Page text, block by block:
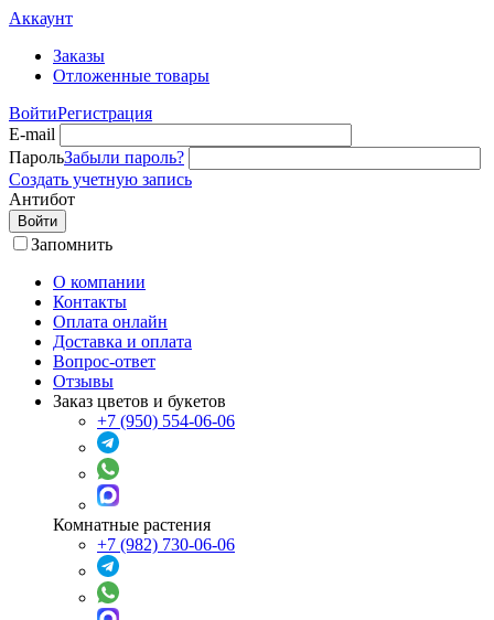
Аккаунт
Заказы
Отложенные товары
ВойтиРегистрация
E-mail
ПарольЗабыли пароль?
Создать учетную запись
Антибот
Войти
Запомнить
О компании
Контакты
Оплата онлайн
Доставка и оплата
Вопрос-ответ
Отзывы
Заказ цветов и букетов
+7 (950) 554-06-06
Комнатные растения
+7 (982) 730-06-06